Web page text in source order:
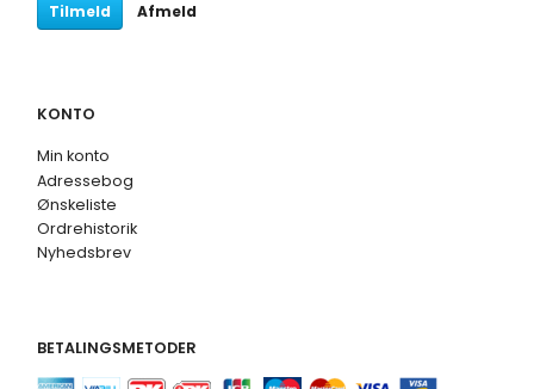
Tilmeld
Afmeld
KONTO
Min konto
Adressebog
Ønskeliste
Ordrehistorik
Nyhedsbrev
BETALINGSMETODER